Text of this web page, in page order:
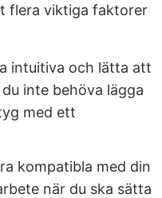
flera viktiga faktorer
intuitiva och lätta att
inte behöva lägga
med ett
kompatibla med din
när du ska sätta